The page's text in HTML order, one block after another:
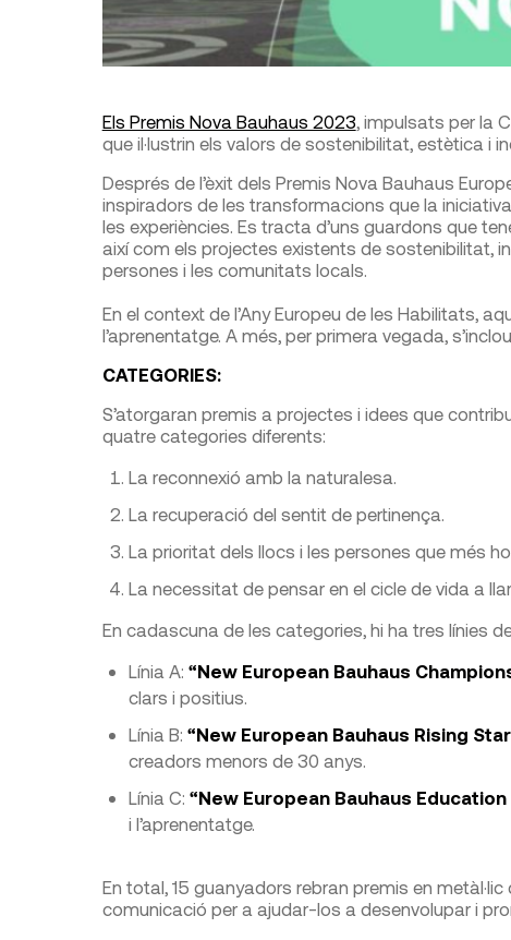
Els Premis Nova Bauhaus 2023, impulsats per la
que il·lustrin els valors de sostenibilitat, estètica i
Després de l’èxit dels Premis Nova Bauhaus
inspiradors de les transformacions que la
les experiències. Es tracta d’uns guardons que
així com els projectes existents de sostenibilitat,
persones i les comunitats locals.
En el context de l’Any Europeu de les Habilitats,
l’aprenentatge. A més, per primera vegada,
CATEGORIES:
S’atorgaran premis a projectes i idees que
quatre categories diferents:
La reconnexió amb la naturalesa.
La recuperació del sentit de pertinença.
La prioritat dels llocs i les persones que més
La necessitat de pensar en el cicle de vida a
En cadascuna de les categories, hi ha tres línies
Línia A: “New European Bauhaus
clars i positius.
Línia B: “New European Bauhaus Rising
creadors menors de 30 anys.
Línia C: “New European Bauhaus
i l’aprenentatge.
En total, 15 guanyadors rebran premis en
comunicació per a ajudar-los a desenvolupar i